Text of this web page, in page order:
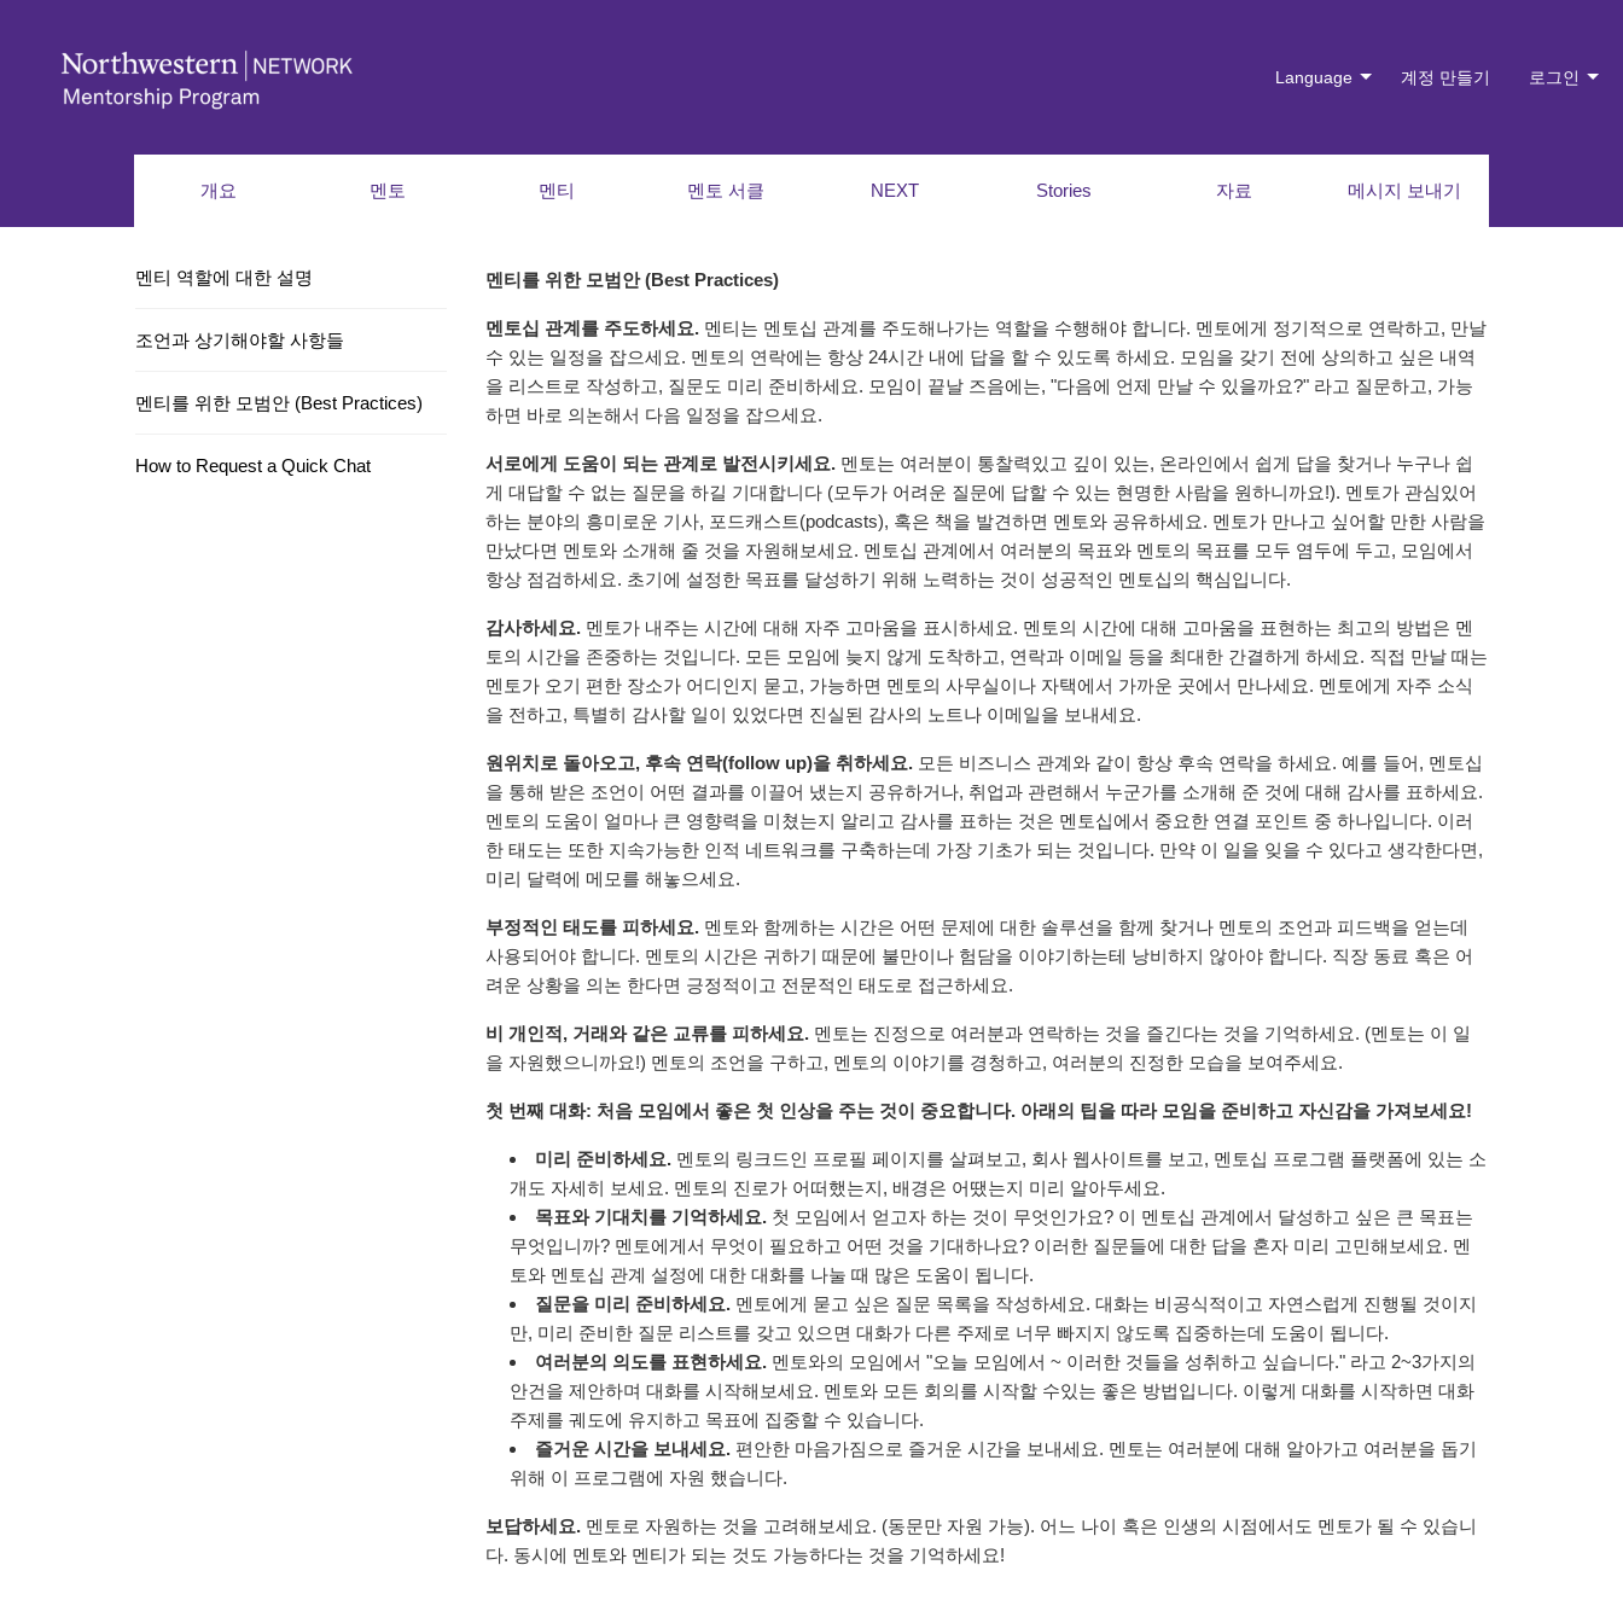
Language 계정 만들기 로그인
개요 멘토 멘티 멘토 서클 NEXT Stories 자료 메시지 보내기
멘티 역할에 대한 설명
조언과 상기해야할 사항들
멘티를 위한 모범안 (Best Practices)
How to Request a Quick Chat
멘티를 위한 모범안 (Best Practices)
멘토십 관계를 주도하세요.멘티는 멘토십 관계를 주도해나가는 역할을 수행해야 합니다. 멘토에게 정기적으로 연락하고, 만날
수 있는 일정을 잡으세요. 멘토의 연락에는 항상 24시간 내에 답을 할 수 있도록 하세요. 모임을 갖기 전에 상의하고 싶은 내역
을 리스트로 작성하고, 질문도 미리 준비하세요. 모임이 끝날 즈음에는, "다음에 언제 만날 수 있을까요?" 라고 질문하고, 가능
하면 바로 의논해서 다음 일정을 잡으세요.
서로에게 도움이 되는 관계로 발전시키세요.멘토는 여러분이 통찰력있고 깊이 있는, 온라인에서 쉽게 답을 찾거나 누구나 쉽
게 대답할 수 없는 질문을 하길 기대합니다 (모두가 어려운 질문에 답할 수 있는 현명한 사람을 원하니까요!). 멘토가 관심있어
하는 분야의 흥미로운 기사, 포드캐스트(podcasts), 혹은 책을 발견하면 멘토와 공유하세요. 멘토가 만나고 싶어할 만한 사람을
만났다면 멘토와 소개해 줄 것을 자원해보세요. 멘토십 관계에서 여러분의 목표와 멘토의 목표를 모두 염두에 두고, 모임에서
항상 점검하세요. 초기에 설정한 목표를 달성하기 위해 노력하는 것이 성공적인 멘토십의 핵심입니다.
감사하세요.멘토가 내주는 시간에 대해 자주 고마움을 표시하세요. 멘토의 시간에 대해 고마움을 표현하는 최고의 방법은 멘
토의 시간을 존중하는 것입니다. 모든 모임에 늦지 않게 도착하고, 연락과 이메일 등을 최대한 간결하게 하세요. 직접 만날 때는
멘토가 오기 편한 장소가 어디인지 묻고, 가능하면 멘토의 사무실이나 자택에서 가까운 곳에서 만나세요. 멘토에게 자주 소식
을 전하고, 특별히 감사할 일이 있었다면 진실된 감사의 노트나 이메일을 보내세요.
원위치로 돌아오고, 후속 연락(follow up)을 취하세요.모든 비즈니스 관계와 같이 항상 후속 연락을 하세요. 예를 들어, 멘토십
을 통해 받은 조언이 어떤 결과를 이끌어 냈는지 공유하거나, 취업과 관련해서 누군가를 소개해 준 것에 대해 감사를 표하세요.
멘토의 도움이 얼마나 큰 영향력을 미쳤는지 알리고 감사를 표하는 것은 멘토십에서 중요한 연결 포인트 중 하나입니다. 이러
한 태도는 또한 지속가능한 인적 네트워크를 구축하는데 가장 기초가 되는 것입니다. 만약 이 일을 잊을 수 있다고 생각한다면,
미리 달력에 메모를 해놓으세요.
부정적인 태도를 피하세요.멘토와 함께하는 시간은 어떤 문제에 대한 솔루션을 함께 찾거나 멘토의 조언과 피드백을 얻는데
사용되어야 합니다. 멘토의 시간은 귀하기 때문에 불만이나 험담을 이야기하는테 낭비하지 않아야 합니다. 직장 동료 혹은 어
려운 상황을 의논 한다면 긍정적이고 전문적인 태도로 접근하세요.
비 개인적, 거래와 같은 교류를 피하세요.멘토는 진정으로 여러분과 연락하는 것을 즐긴다는 것을 기억하세요. (멘토는 이 일
을 자원했으니까요!) 멘토의 조언을 구하고, 멘토의 이야기를 경청하고, 여러분의 진정한 모습을 보여주세요.
첫 번째 대화: 처음 모임에서 좋은 첫 인상을 주는 것이 중요합니다. 아래의 팁을 따라 모임을 준비하고 자신감을 가져보세요!
미리 준비하세요.멘토의 링크드인 프로필 페이지를 살펴보고, 회사 웹사이트를 보고, 멘토십 프로그램 플랫폼에 있는 소
개도 자세히 보세요. 멘토의 진로가 어떠했는지, 배경은 어땠는지 미리 알아두세요.
목표와 기대치를 기억하세요.첫 모임에서 얻고자 하는 것이 무엇인가요? 이 멘토십 관계에서 달성하고 싶은 큰 목표는
무엇입니까? 멘토에게서 무엇이 필요하고 어떤 것을 기대하나요? 이러한 질문들에 대한 답을 혼자 미리 고민해보세요. 멘
토와 멘토십 관계 설정에 대한 대화를 나눌 때 많은 도움이 됩니다.
질문을 미리 준비하세요.멘토에게 묻고 싶은 질문 목록을 작성하세요. 대화는 비공식적이고 자연스럽게 진행될 것이지
만, 미리 준비한 질문 리스트를 갖고 있으면 대화가 다른 주제로 너무 빠지지 않도록 집중하는데 도움이 됩니다.
여러분의 의도를 표현하세요.멘토와의 모임에서 "오늘 모임에서 ~ 이러한 것들을 성취하고 싶습니다." 라고 2~3가지의
안건을 제안하며 대화를 시작해보세요. 멘토와 모든 회의를 시작할 수있는 좋은 방법입니다. 이렇게 대화를 시작하면 대화
주제를 궤도에 유지하고 목표에 집중할 수 있습니다.
즐거운 시간을 보내세요.편안한 마음가짐으로 즐거운 시간을 보내세요. 멘토는 여러분에 대해 알아가고 여러분을 돕기
위해 이 프로그램에 자원 했습니다.
보답하세요.멘토로 자원하는 것을 고려해보세요. (동문만 자원 가능). 어느 나이 혹은 인생의 시점에서도 멘토가 될 수 있습니
다. 동시에 멘토와 멘티가 되는 것도 가능하다는 것을 기억하세요!